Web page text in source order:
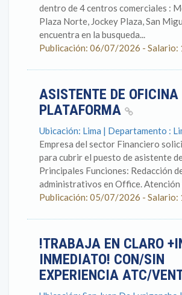
dentro de 4 centros comerciales :
Plaza Norte, Jockey Plaza, San
encuentra en la busqueda...
Publicación: 06/07/2026 - Salario:
ASISTENTE DE OFICINA
PLATAFORMA
Ubicación: Lima | Departamento :
Empresa del sector Financiero
para cubrir el puesto de asistente
Principales Funciones: Redacción
administrativos en Office. Atención
Publicación: 05/07/2026 - Salario:
!TRABAJA EN CLARO
INMEDIATO! CON/SIN
EXPERIENCIA ATC/